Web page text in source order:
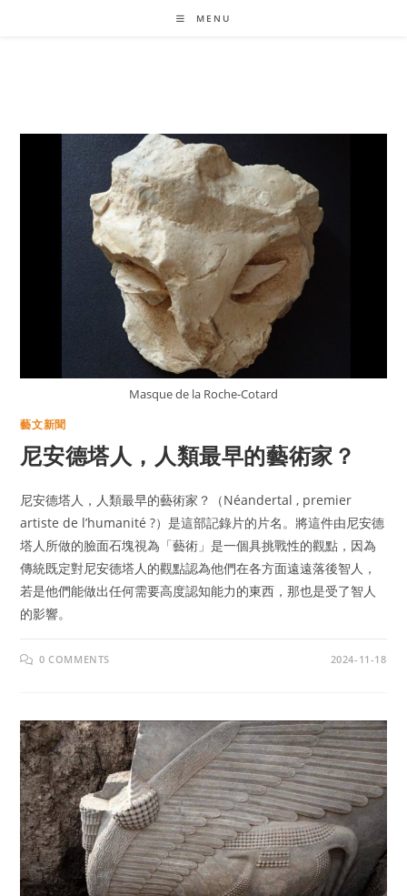
MENU
Masque de la Roche-Cotard
藝文新聞
尼安德塔人，人類最早的藝術家？
尼安德塔人，人類最早的藝術家？（Néandertal , premier
artiste de l’humanité ?）是這部記錄片的片名。將這件由尼安德
塔人所做的臉面石塊視為「藝術」是一個具挑戰性的觀點，因為
傳統既定對尼安德塔人的觀點認為他們在各方面遠遠落後智人，
若是他們能做出任何需要高度認知能力的東西，那也是受了智人
的影響。
0 COMMENTS 2024-11-18